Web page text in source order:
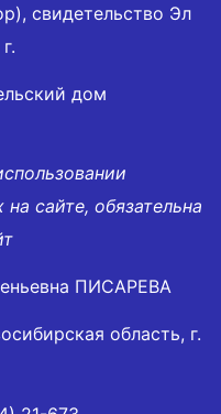
свидетельство Эл
дом
сайте, обязательна
ПИСАРЕВА
область, г.